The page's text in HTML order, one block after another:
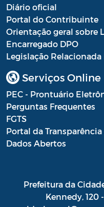
Diário oficial
Portal do Contribuinte
Orientação geral sobre
Encarregado DPO
Legislação Relacionada
Serviços Online
PEC - Prontuário
Perguntas Frequentes
FGTS
Portal da
Dados Abertos
Prefeitura da
Kennedy, 120